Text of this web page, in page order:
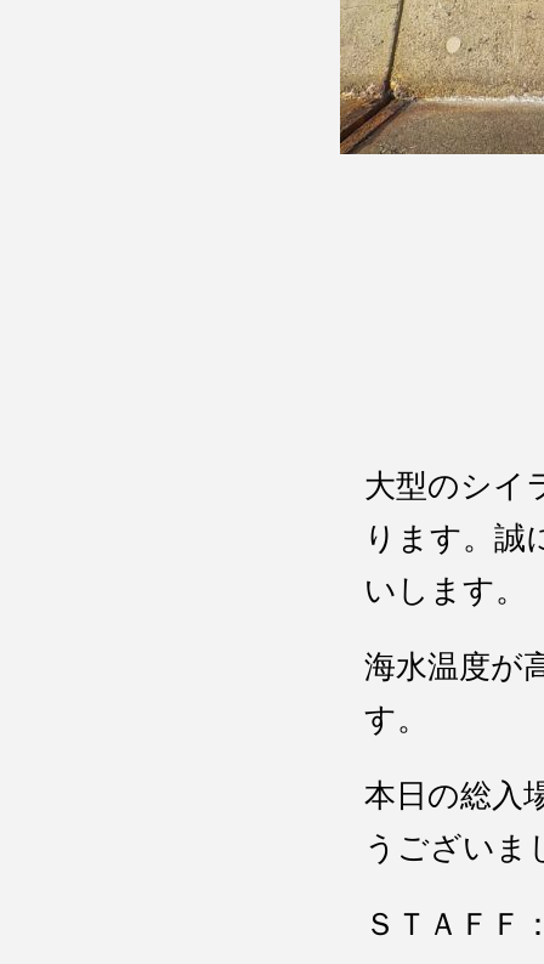
大型のシイ
ります。誠
いします。
海水温度が
す。
本日の総入
うございま
ＳＴＡＦＦ